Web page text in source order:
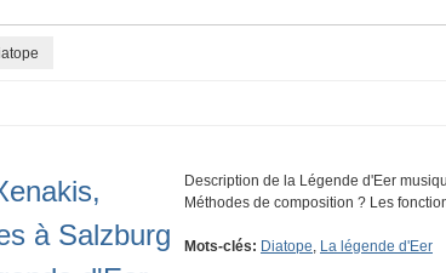
à Salzburg
Description de la Légende d'Eer
Méthodes de composition ? Les
Mots-clés: Diatope, La légende d'Eer